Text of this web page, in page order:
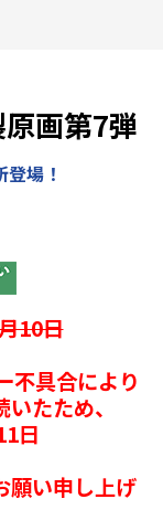
原画第7弾
場！
10日
不具合により
たため、
日
願い申し上げ